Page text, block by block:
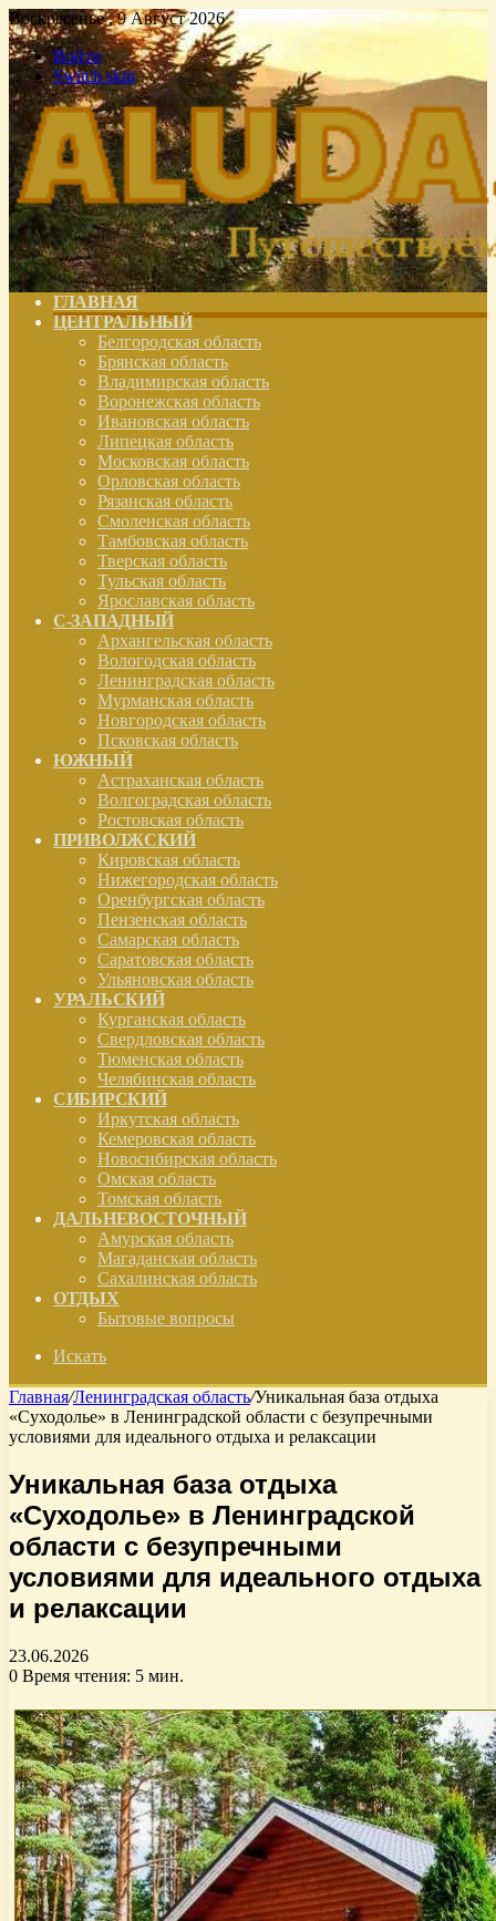
Воскресенье , 9 Август 2026
Войти
Switch skin
ГЛАВНАЯ
ЦЕНТРАЛЬНЫЙ
Белгородская область
Брянская область
Владимирская область
Воронежская область
Ивановская область
Липецкая область
Московская область
Орловская область
Рязанская область
Смоленская область
Тамбовская область
Тверская область
Тульская область
Ярославская область
С-ЗАПАДНЫЙ
Архангельская область
Вологодская область
Ленинградская область
Мурманская область
Новгородская область
Псковская область
ЮЖНЫЙ
Астраханская область
Волгоградская область
Ростовская область
ПРИВОЛЖСКИЙ
Кировская область
Нижегородская область
Оренбургская область
Пензенская область
Самарская область
Саратовская область
Ульяновская область
УРАЛЬСКИЙ
Курганская область
Свердловская область
Тюменская область
Челябинская область
СИБИРСКИЙ
Иркутская область
Кемеровская область
Новосибирская область
Омская область
Томская область
ДАЛЬНЕВОСТОЧНЫЙ
Амурская область
Магаданская область
Сахалинская область
ОТДЫХ
Бытовые вопросы
Искать
Главная/Ленинградская область/Уникальная база отдыха
«Суходолье» в Ленинградской области с безупречными
условиями для идеального отдыха и релаксации
Уникальная база отдыха
«Суходолье» в Ленинградской
области с безупречными
условиями для идеального отдыха
и релаксации
23.06.2026
0 Время чтения: 5 мин.